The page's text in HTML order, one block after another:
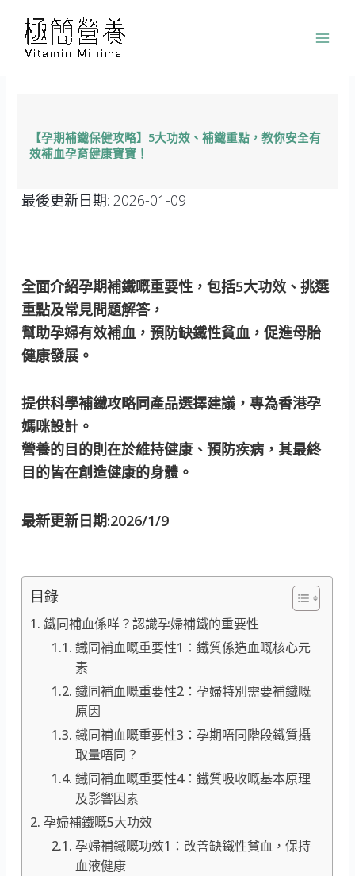
【孕期補鐵保健攻略】5大功效、補鐵重點，教你安全有
效補血孕育健康寶寶！
最後更新日期: 2026-01-09
全面介紹孕期補鐵嘅重要性，包括5大功效、挑選
重點及常見問題解答，
幫助孕婦有效補血，預防缺鐵性貧血，促進母胎
健康發展。
提供科學補鐵攻略同產品選擇建議，專為香港孕
媽咪設計。
營養的目的則在於維持健康、預防疾病，其最終
目的皆在創造健康的身體。
最新更新日期:2026/1/9
目錄
鐵同補血係咩？認識孕婦補鐵的重要性
鐵同補血嘅重要性1：鐵質係造血嘅核心元
素
鐵同補血嘅重要性2：孕婦特別需要補鐵嘅
原因
鐵同補血嘅重要性3：孕期唔同階段鐵質攝
取量唔同？
鐵同補血嘅重要性4：鐵質吸收嘅基本原理
及影響因素
孕婦補鐵嘅5大功效
孕婦補鐵嘅功效1：改善缺鐵性貧血，保持
血液健康